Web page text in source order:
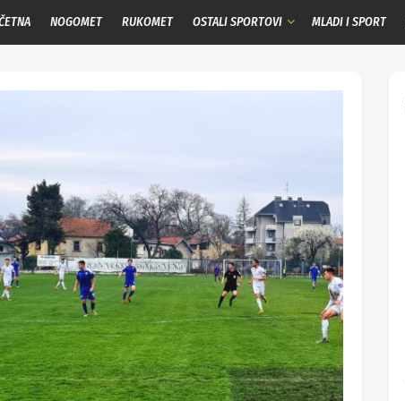
NOGOMET RUKOMET OSTALI SPORTOVI MLADI I SPORT